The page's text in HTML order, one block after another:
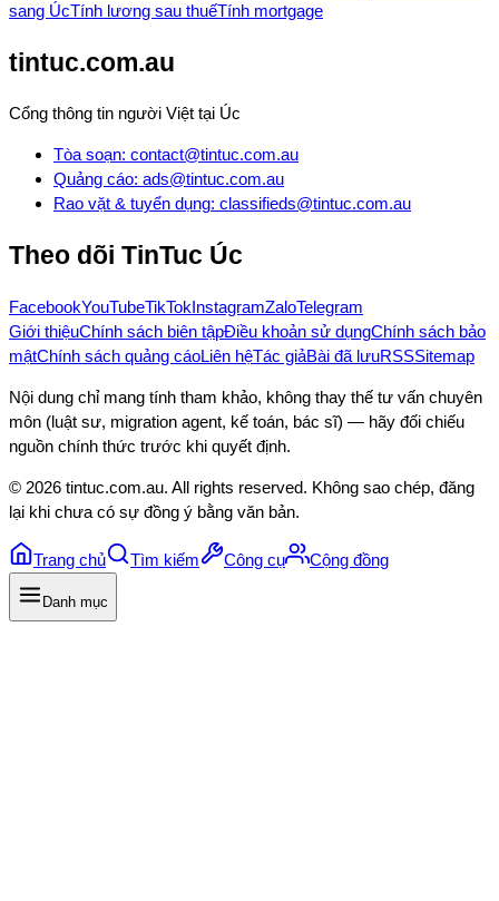
sang ÚcTính lương sau thuếTính mortgage
tintuc.com.au
Cổng thông tin người Việt tại Úc
Tòa soạn: contact@tintuc.com.au
Quảng cáo: ads@tintuc.com.au
Rao vặt & tuyển dụng: classifieds@tintuc.com.au
Theo dõi TinTuc Úc
FacebookYouTubeTikTokInstagramZaloTelegram
Giới thiệuChính sách biên tậpĐiều khoản sử dụngChính sách bảo
mậtChính sách quảng cáoLiên hệTác giảBài đã lưuRSSSitemap
Nội dung chỉ mang tính tham khảo, không thay thế tư vấn chuyên
môn (luật sư, migration agent, kế toán, bác sĩ) — hãy đối chiếu
nguồn chính thức trước khi quyết định.
© 2026 tintuc.com.au. All rights reserved. Không sao chép, đăng
lại khi chưa có sự đồng ý bằng văn bản.
Trang chủ Tìm kiếm Công cụ Cộng đồng
Danh mục